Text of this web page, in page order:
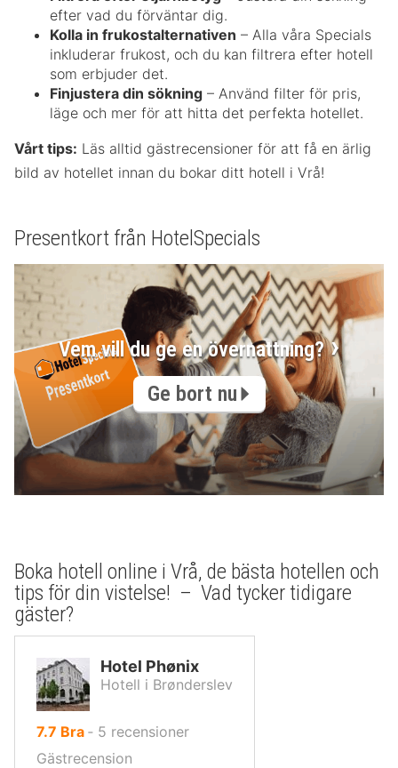
efter vad du förväntar dig.
Kolla in frukostalternativen – Alla våra Specials
inkluderar frukost, och du kan filtrera efter hotell
som erbjuder det.
Finjustera din sökning – Använd filter för pris,
läge och mer för att hitta det perfekta hotellet.
Vårt tips: Läs alltid gästrecensioner för att få en ärlig
bild av hotellet innan du bokar ditt hotell i Vrå!
Presentkort från HotelSpecials
Vem vill du ge en övernattning?
Ge bort nu
Boka hotell online i Vrå, de bästa hotellen och
tips för din vistelse! – Vad tycker tidigare
gäster?
Hotel Phønix
Hotell i Brønderslev
7.7 av
10,
Bra ‐ 5 recensioner
Gästrecension